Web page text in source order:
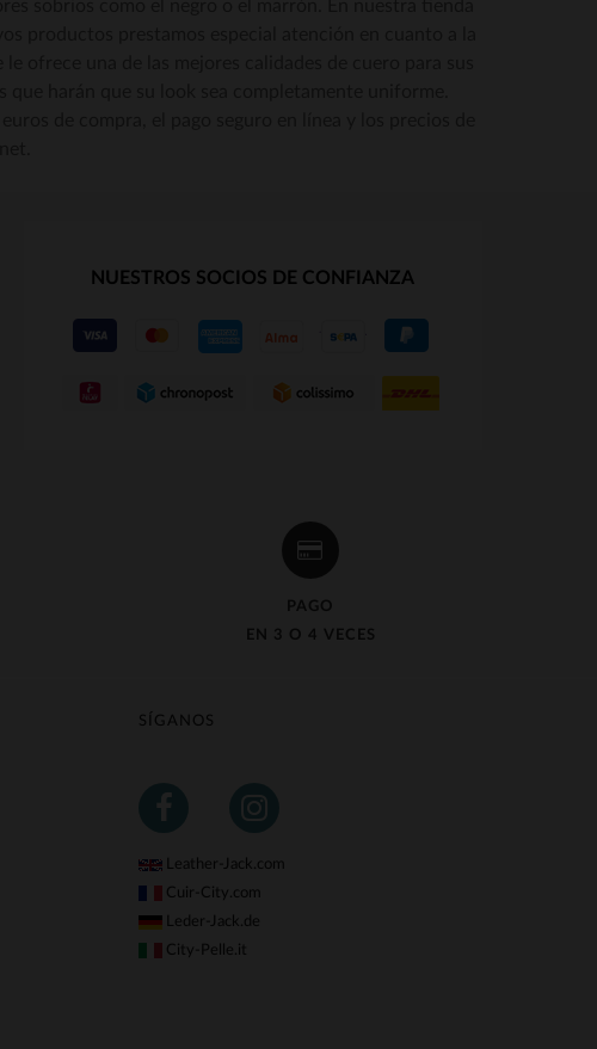
PAGO
EN 3 O 4 VECES
NUESTROS SOCIOS DE CONFIANZA
SÍGANOS
Leather-Jack.com
Cuir-City.com
Leder-Jack.de
City-Pelle.it